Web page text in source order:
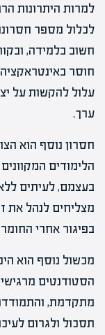
למרות היתרונות
לכלול מספר
חשוב בלמידה,
חוסר
עלול להקשות על
ערך.
חסרון נוסף הוא
הלימודים
בעצמם, לעיתים
מצליחים לנהל את
בפיגור אחרי
מכשול נוסף הוא
הסטודנטים
מתקדמת,
תסכול ולגרום